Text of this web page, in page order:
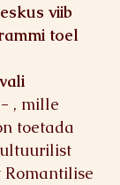
viib
toel
, mille
toetada